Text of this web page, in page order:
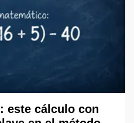
este cálculo con